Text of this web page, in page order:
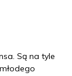
Są na tyle